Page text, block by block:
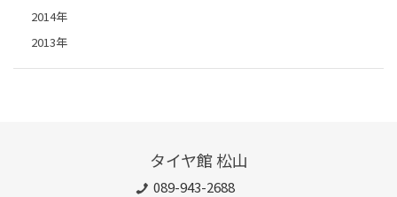
2014年
2013年
タイヤ館 松山
089-943-2688